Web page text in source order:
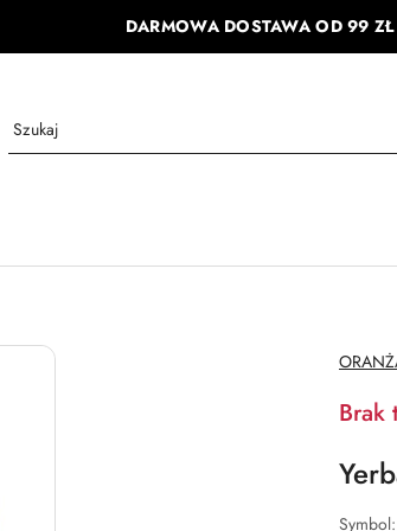
DARMOWA DOSTAWA OD 99
NAZWA
Brak
Symbol: